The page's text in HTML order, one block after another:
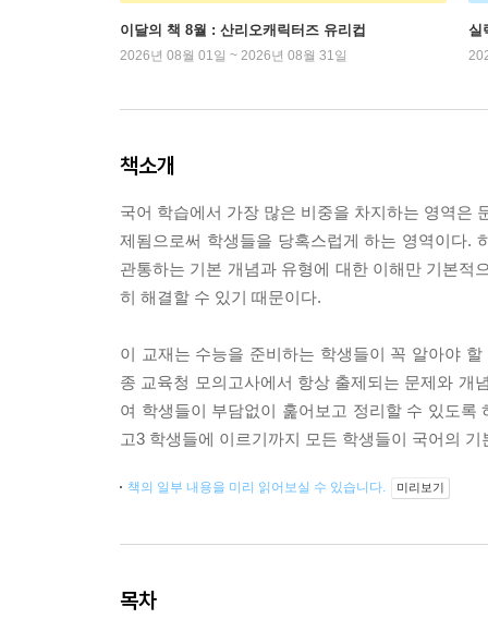
이달의 책 8월 : 산리오캐릭터즈 유리컵
2026년 08월 01일 ~ 2026년 08월 31일
실
책소개
국어 학습에서 가장 많은 비중을 차지하는 영역은
제됨으로써 학생들을 당혹스럽게 하는 영역이다.
관통하는 기본 개념과 유형에 대한 이해만 기본적
히 해결할 수 있기 때문이다.
이 교재는 수능을 준비하는 학생들이 꼭 알아야
종 교육청 모의고사에서 항상 출제되는 문제와 개
여 학생들이 부담없이 훑어보고 정리할 수 있도
고3 학생들에 이르기까지 모든 학생들이 국어의
책의 일부 내용을 미리 읽어보실 수 있습니다. 미리보기
목차